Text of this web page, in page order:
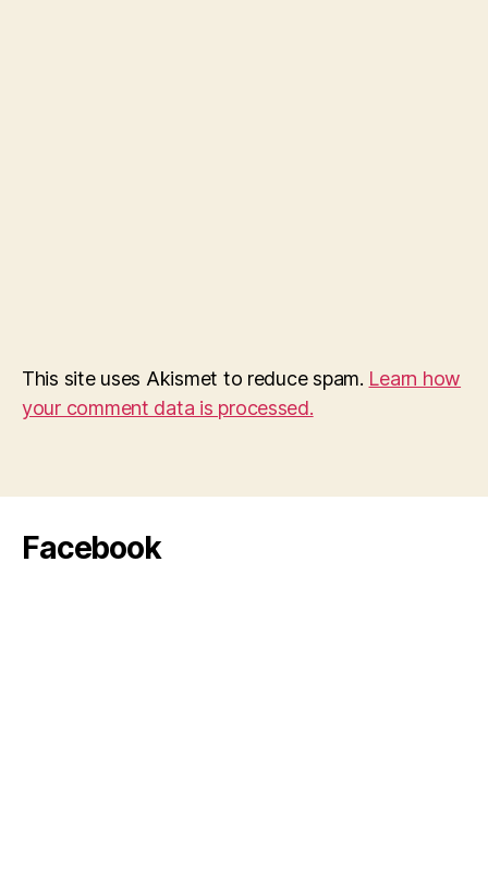
This site uses Akismet to reduce spam. Learn how
your comment data is processed.
Facebook